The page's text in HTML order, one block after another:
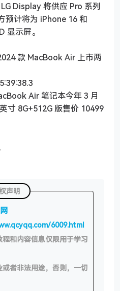
Display 将供应 Pro 系列
预计将为 iPhone 16 和
显示屏。
款 MacBook Air 上市两
Air 笔记本今年 3 月
寸 8G+512G 版售价 10499
声明
6009.html
和内容信息仅限用于学习
者非法用途，否则，一切